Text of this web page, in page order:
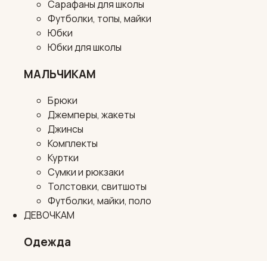
Сарафаны для школы
Футболки, топы, майки
Юбки
Юбки для школы
МАЛЬЧИКАМ
Брюки
Джемперы, жакеты
Джинсы
Комплекты
Куртки
Сумки и рюкзаки
Толстовки, свитшоты
Футболки, майки, поло
ДЕВОЧКАМ
Одежда